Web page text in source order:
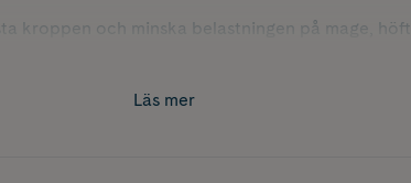
kroppen och minska belastningen på mage,
momkind Vändlakan bidra till en mjukare
Läs mer